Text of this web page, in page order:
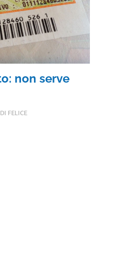
non serve
FELICE